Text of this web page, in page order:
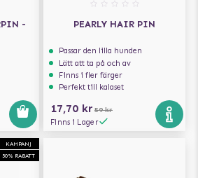
-
PEARLY HAIR PIN
Passar den lilla hunden
Lätt att ta på och av
Finns i fler färger
Perfekt till kalaset
17,70 kr 59 kr
Finns i Lager
KAMPANJ
50% RABATT